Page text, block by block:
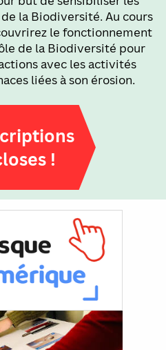
la Biodiversité. Au cours
le fonctionnement
de la Biodiversité pour
avec les activités
liées à son érosion.
!